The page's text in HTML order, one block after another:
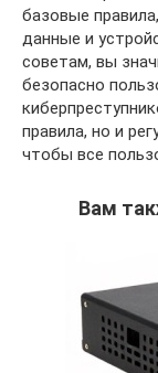
базовые
данные и
советам, вы
безопасно
правила, но и
чтобы все
Вам